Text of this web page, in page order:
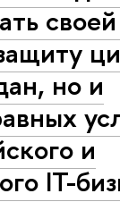
но и
и
IT-